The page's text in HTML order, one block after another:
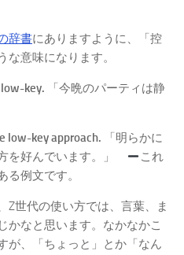
辞書にありますように、「控
な意味になります。
key.
「今晩のパーティは静
low-key approach.
「明らかに
を好んでいます。」
これ
る例文です。
Z世代の使い方では、言葉、ま
かなと思います。なかなかこ
が、「ちょっと」とか「なん